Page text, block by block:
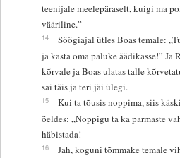
teenijale meelepäraselt, kuigi ma
vääriline.”
14
Söögiajal ütles Boas temale:
ja kasta oma paluke äädikasse!” Ja
kõrvale ja Boas ulatas talle
sai täis ja teri jäi ülegi.
15
Kui ta tõusis noppima, siis
öeldes: „Noppigu ta ka parmaste
häbistada!
16
Jah, koguni tõmmake temale